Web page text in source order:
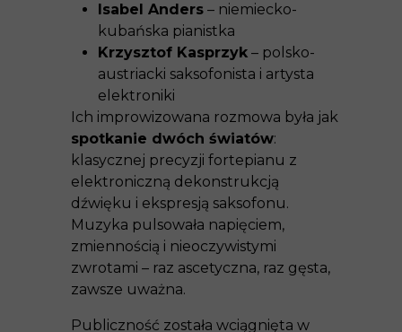
Isabel Anders – niemiecko-
kubańska pianistka
Krzysztof Kasprzyk – polsko-
austriacki saksofonista i artysta
elektroniki
Ich improwizowana rozmowa była jak
spotkanie dwóch światów:
klasycznej precyzji fortepianu z
elektroniczną dekonstrukcją
dźwięku i ekspresją saksofonu.
Muzyka pulsowała napięciem,
zmiennością i nieoczywistymi
zwrotami – raz ascetyczna, raz gęsta,
zawsze uważna.
Publiczność została wciągnięta w